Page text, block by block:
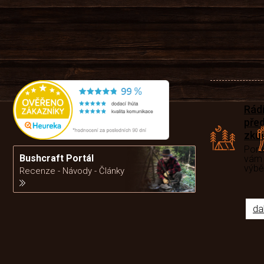
Bushcraft Portál
Recenze - Návody - Články
Rádi
vám